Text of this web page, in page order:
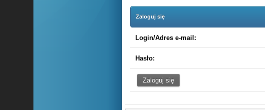
Zaloguj się
Login/Adres e-mail:
Hasło: